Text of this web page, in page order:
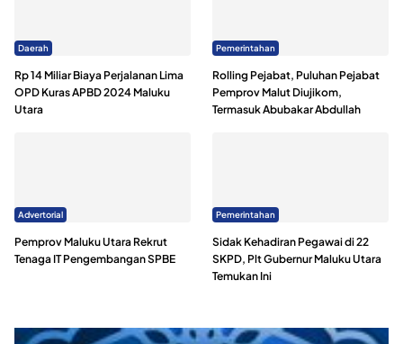
Daerah
Rp 14 Miliar Biaya Perjalanan Lima
OPD Kuras APBD 2024 Maluku
Utara
Pemerintahan
Rolling Pejabat, Puluhan Pejabat
Pemprov Malut Diujikom,
Termasuk Abubakar Abdullah
Advertorial
Pemprov Maluku Utara Rekrut
Tenaga IT Pengembangan SPBE
Pemerintahan
Sidak Kehadiran Pegawai di 22
SKPD, Plt Gubernur Maluku Utara
Temukan Ini